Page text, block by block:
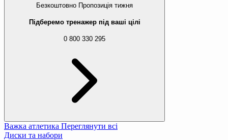
Безкоштовно Пропозиція тижня
Підберемо тренажер під ваші цілі
0 800 330 295
Важка атлетика Переглянути всі
Диски та набори